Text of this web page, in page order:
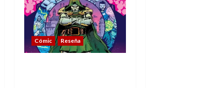
Cómic Reseña